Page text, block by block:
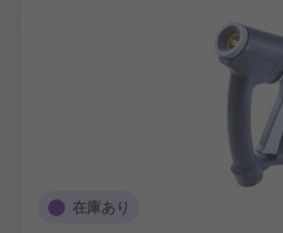
在庫あり